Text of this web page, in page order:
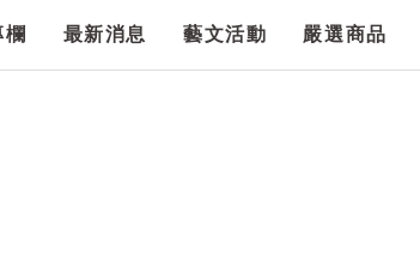
欄 最新消息 藝文活動 嚴選商品